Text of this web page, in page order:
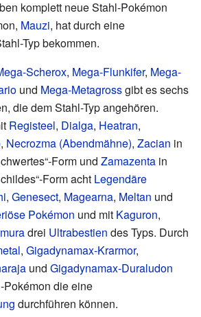
komplett neue Stahl-Pokémon
Mauzi, hat durch eine
Typ bekommen.
Scherox, Mega-Flunkifer, Mega-
und Mega-Metagrossgibt es sechs
die dem Stahl-Typ angehören.
Registeel, Dialga, Heatran,
, Necrozma (Abendmähne), Zacian in
Form und Zamazenta in
Form acht Legendäre
, Genesect, Magearna, Meltan und
Pokémon und mit Kaguron,
drei Ultrabestien des Typs. Durch
, Gigadynamax-Krarmor,
und Gigadynamax-Duraludon
die eine
durchführen können.